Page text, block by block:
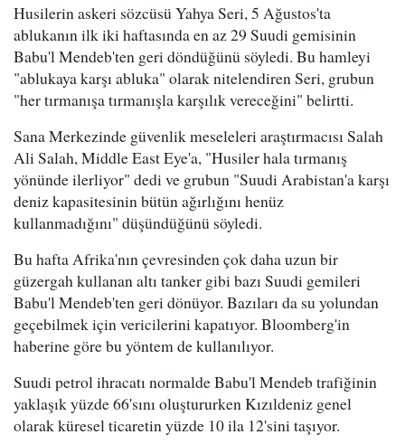
Husilerin askeri sözcüsü Yahya Seri, 5 Ağustos'ta
ablukanın ilk iki haftasında en az 29 Suudi gemisinin
Babu'l Mendeb'ten geri döndüğünü söyledi. Bu hamleyi
"ablukaya karşı abluka" olarak nitelendiren Seri, grubun
"her tırmanışa tırmanışla karşılık vereceğini" belirtti.
Sana Merkezinde güvenlik meseleleri araştırmacısı Salah
Ali Salah, Middle East Eye'a, "Husiler hala tırmanış
yönünde ilerliyor" dedi ve grubun "Suudi Arabistan'a karşı
deniz kapasitesinin bütün ağırlığını henüz
kullanmadığını" düşündüğünü söyledi.
Bu hafta Afrika'nın çevresinden çok daha uzun bir
güzergah kullanan altı tanker gibi bazı Suudi gemileri
Babu'l Mendeb'ten geri dönüyor. Bazıları da su yolundan
geçebilmek için vericilerini kapatıyor. Bloomberg'in
haberine göre bu yöntem de kullanılıyor.
Suudi petrol ihracatı normalde Babu'l Mendeb trafiğinin
yaklaşık yüzde 66'sını oluştururken Kızıldeniz genel
olarak küresel ticaretin yüzde 10 ila 12'sini taşıyor.